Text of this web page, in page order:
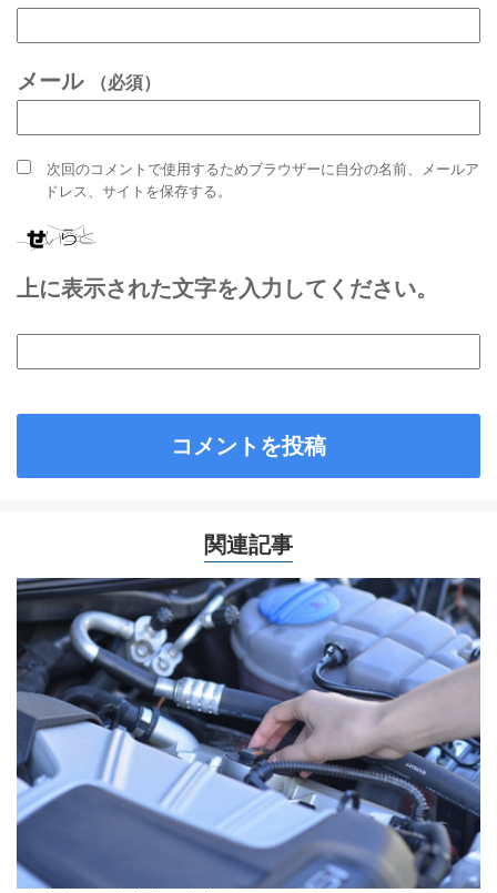
メール （必須）
次回のコメントで使用するためブラウザーに自分の名前、メールア
ドレス、サイトを保存する。
上に表示された文字を入力してください。
関連記事